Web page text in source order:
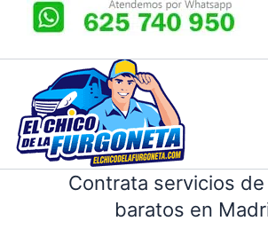
Contrata servicios
baratos en